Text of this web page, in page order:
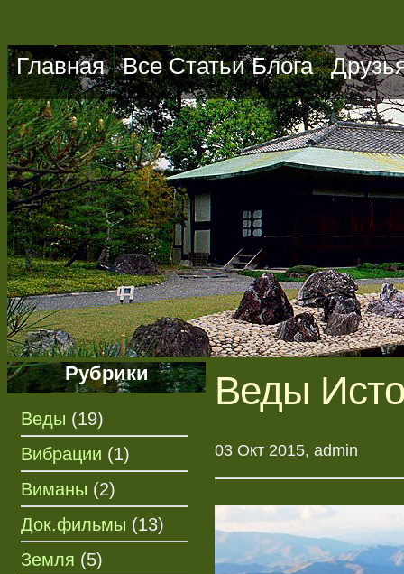
Главная Все Статьи Блога
Рубрики
Веды (19)
Вибрации (1)
Виманы (2)
Док.фильмы (13)
Земля (5)
Веды
03 Окт 2015, admin